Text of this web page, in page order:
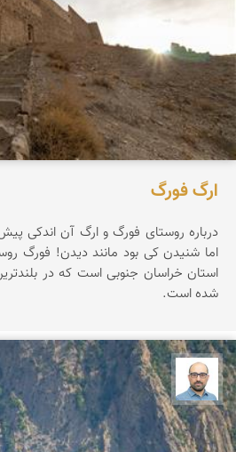
ارگ فورگ
درباره روستای فورگ و ارگ آن اندکی
اما شنیدن کی بود مانند دیدن! فورگ
استان خراسان جنوبی است که در
شده است.
بابک ارجمندی